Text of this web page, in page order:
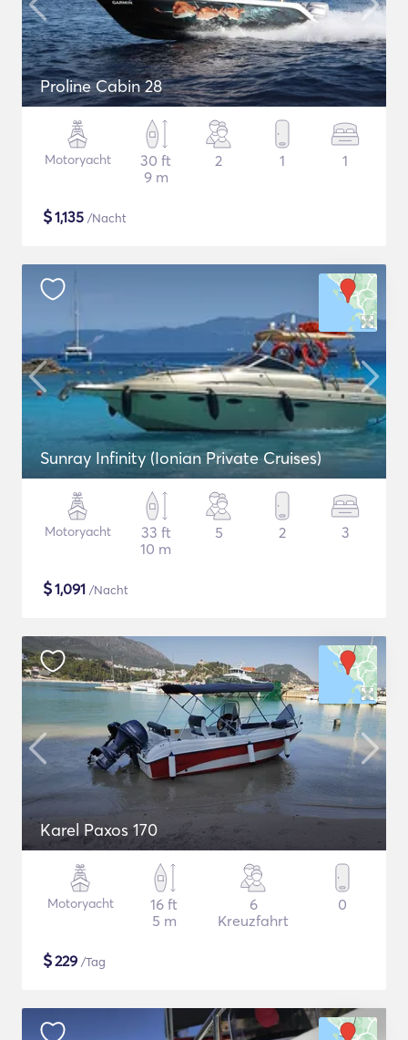
Proline Cabin 28
Motoryacht
30 ft
9 m
2 1 1
$1,135 /Nacht
Sunray Infinity (Ionian Private Cruises)
Motoryacht
33 ft
10 m
5 2 3
$1,091 /Nacht
Karel Paxos 170
Motoryacht
16 ft
5 m
6
Kreuzfahrt
0
$229 /Tag